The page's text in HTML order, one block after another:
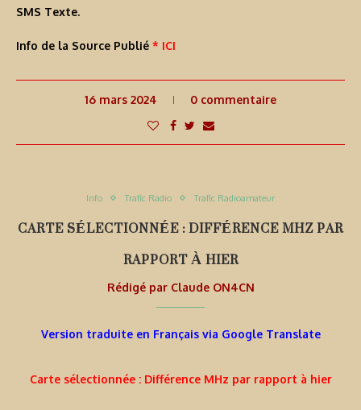
SMS Texte.
Info de la Source Publié * ICI
16 mars 2024 0 commentaire
Info Trafic Radio Trafic Radioamateur
CARTE SÉLECTIONNÉE : DIFFÉRENCE MHZ PAR
RAPPORT À HIER
Rédigé par Claude ON4CN
Version traduite en Français via Google Translate
Carte sélectionnée : Différence MHz par rapport à hier